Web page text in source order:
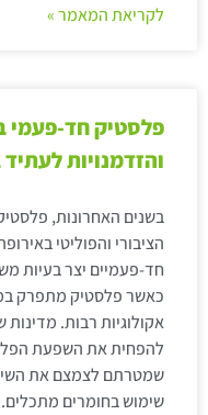
לקריאת המאמר »
פלסטיק חד-פעמי
והזדמנויות
בשנים האחרונות,
הציבורי והפוליטי
חד-פעמיים יצר בעיות
כאשר פלסטיק מתפרק
אקולוגיות רבות.
להפחית את השפעת
שמטרתם לצמצם את
שימוש בחומרים מתכלים.